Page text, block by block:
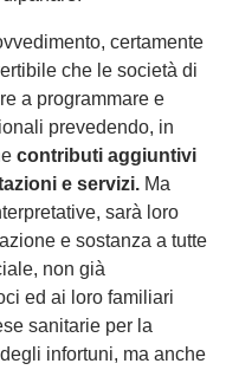
certamente
che le società di
a programmare e
prevedendo, in
contributi aggiuntivi
e servizi. Ma
sarà loro
e sostanza a tutte
non già
ed ai loro familiari
sanitarie per la
infortuni, ma anche